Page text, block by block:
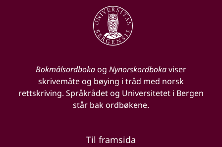
Bokmålsordbokaog Nynorskordbokaviser
skrivemåte og bøying i tråd med norsk
rettskriving. Språkrådet og Universitetet i Bergen
står bak ordbøkene.
Til framsida